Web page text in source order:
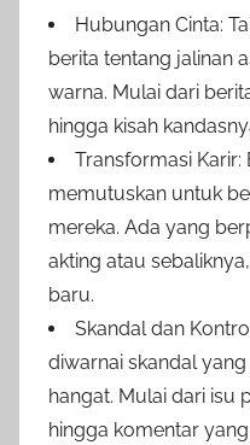
Hubungan Cinta:
berita tentang jalinan
warna. Mulai dari
hingga kisah
Transformasi Karir:
memutuskan untuk
mereka. Ada yang
akting atau
baru.
Skandal dan
diwarnai skandal
hangat. Mulai dari isu
hingga komentar